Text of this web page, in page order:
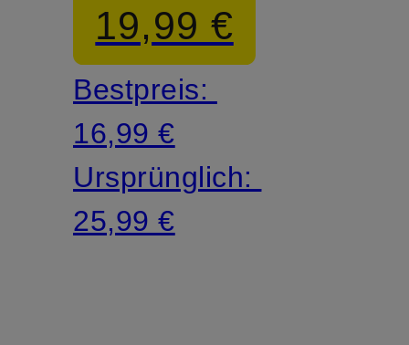
19,99 €
Bestpreis:
16,99 €
Ursprünglich:
25,99 €